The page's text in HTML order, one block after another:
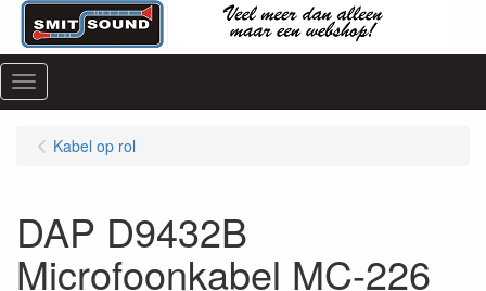
Menu
Kabel op rol
DAP D9432B
Microfoonkabel MC-226